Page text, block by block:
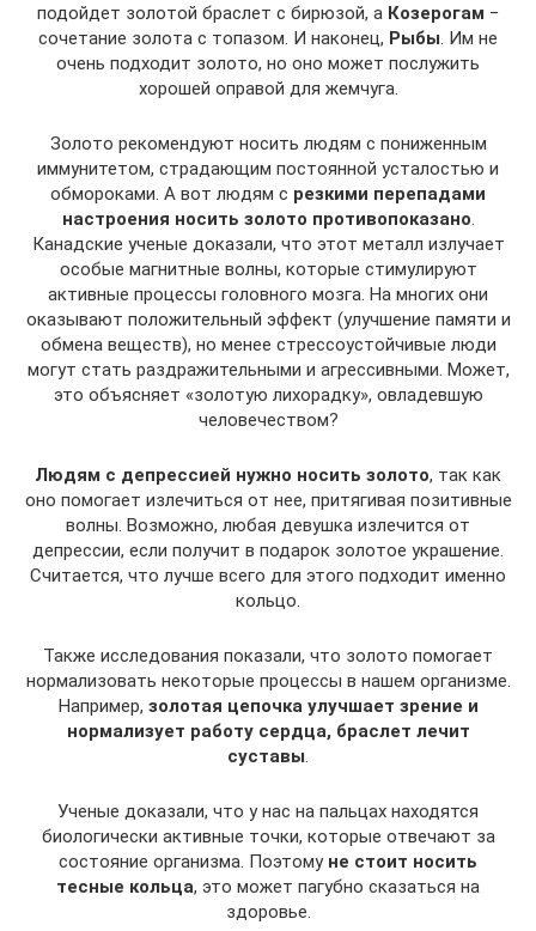
подойдет золотой браслет с бирюзой, а Козерогам −
сочетание золота с топазом. И наконец, Рыбы. Им не
очень подходит золото, но оно может послужить
хорошей оправой для жемчуга.
Золото рекомендуют носить людям с пониженным
иммунитетом, страдающим постоянной усталостью и
обмороками. А вот людям с резкими перепадами
настроения носить золото противопоказано.
Канадские ученые доказали, что этот металл излучает
особые магнитные волны, которые стимулируют
активные процессы головного мозга. На многих они
оказывают положительный эффект (улучшение памяти и
обмена веществ), но менее стрессоустойчивые люди
могут стать раздражительными и агрессивными. Может,
это объясняет «золотую лихорадку», овладевшую
человечеством?
Людям с депрессией нужно носить золото, так как
оно помогает излечиться от нее, притягивая позитивные
волны. Возможно, любая девушка излечится от
депрессии, если получит в подарок золотое украшение.
Считается, что лучше всего для этого подходит именно
кольцо.
Также исследования показали, что золото помогает
нормализовать некоторые процессы в нашем организме.
Например, золотая цепочка улучшает зрение и
нормализует работу сердца, браслет лечит
суставы.
Ученые доказали, что у нас на пальцах находятся
биологически активные точки, которые отвечают за
состояние организма. Поэтому не стоит носить
тесные кольца, это может пагубно сказаться на
здоровье.